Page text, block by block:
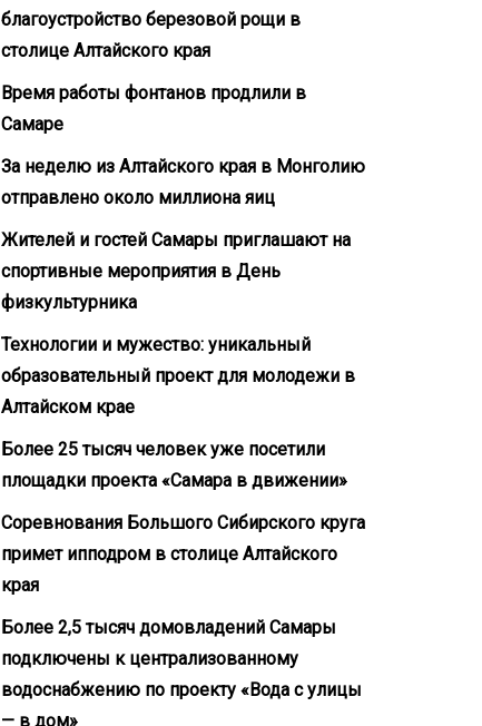
благоустройство березовой рощи в
столице Алтайского края
Время работы фонтанов продлили в
Самаре
За неделю из Алтайского края в Монголию
отправлено около миллиона яиц
Жителей и гостей Самары приглашают на
спортивные мероприятия в День
физкультурника
Технологии и мужество: уникальный
образовательный проект для молодежи в
Алтайском крае
Более 25 тысяч человек уже посетили
площадки проекта «Самара в движении»
Соревнования Большого Сибирского круга
примет ипподром в столице Алтайского
края
Более 2,5 тысяч домовладений Самары
подключены к централизованному
водоснабжению по проекту «Вода с улицы
— в дом»